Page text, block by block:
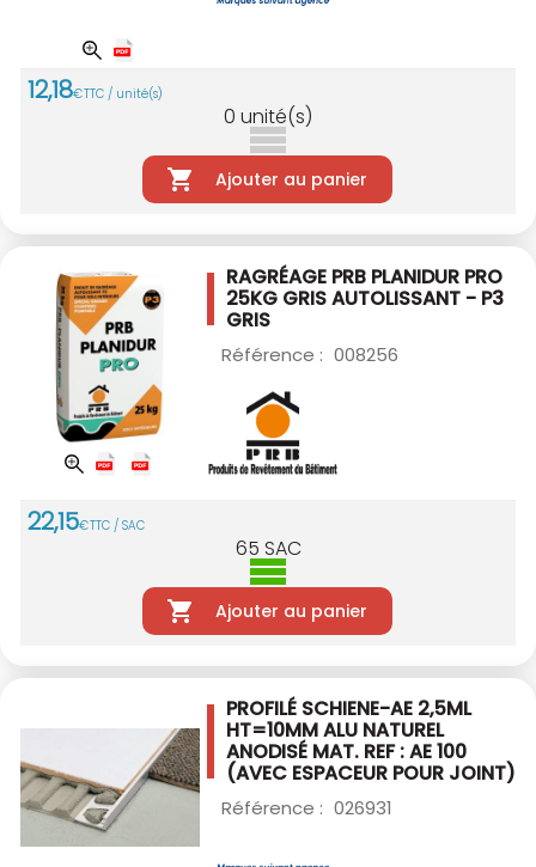
12,18€TTC / unité(s)
0 unité(s)
Ajouter au panier
RAGRÉAGE PRB PLANIDUR PRO
25KG GRIS AUTOLISSANT - P3
GRIS
Référence : 008256
22,15€TTC / SAC
65 SAC
Ajouter au panier
PROFILÉ SCHIENE-AE 2,5ML
HT=10MM ALU NATUREL
ANODISÉ MAT. REF : AE 100
(AVEC ESPACEUR POUR JOINT)
Référence : 026931